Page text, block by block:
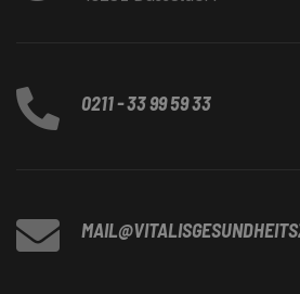
0211 - 33 99 59 33